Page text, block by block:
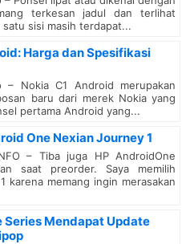
terkesan jadul dan terlihat
sisi masih terdapat...
Harga dan Spesifikasi
– Nokia C1 Android merupakan
baru dari merek Nokia yang
pertama Android yang...
One Nexian Journey 1
– Tiba juga HP AndroidOne
saat preorder. Saya memilih
karena memang ingin merasakan
Series Mendapat Update